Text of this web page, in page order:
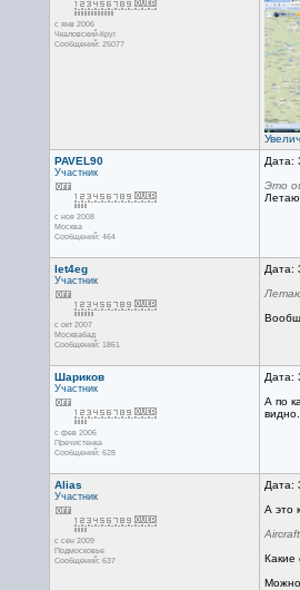
с янв 2006
Чкаловский-Круг
Сообщений: 25077
PAVEL90
Участник
с ноя 2008
Москва
Сообщений: 464
Дата:
Это
let4eg
Участник
с окт 2007
Москвабад
Сообщений: 1861
Дата:
Шариков
Участник
с фев 2006
Пречистенка
Сообщений: 628
Дата:
А по
Alias
Участник
с сен 2009
Подмосковье
Сообщений: 637
Дата:
А это
Какие
Можно